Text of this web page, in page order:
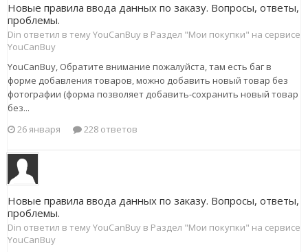
Новые правила ввода данных по заказу. Вопросы, ответы,
проблемы.
Din ответил в тему YouCanBuy в Раздел "Мои покупки" на сервисе
YouCanBuy
YouCanBuy, Обратите внимание пожалуйста, там есть баг в
форме добавления товаров, можно добавить новый товар без
фотографии (форма позволяет добавить-сохранить новый товар
без...
26 января
228 ответов
Новые правила ввода данных по заказу. Вопросы, ответы,
проблемы.
Din ответил в тему YouCanBuy в Раздел "Мои покупки" на сервисе
YouCanBuy